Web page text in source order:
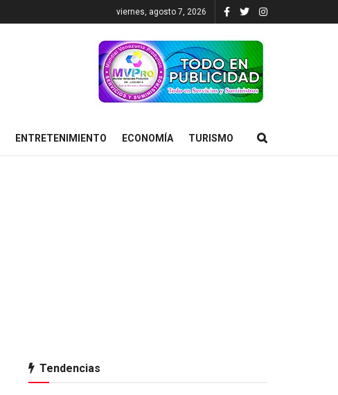
viernes, agosto 7, 2026
ENTRETENIMIENTO ECONOMÍA TURISMO
Tendencias